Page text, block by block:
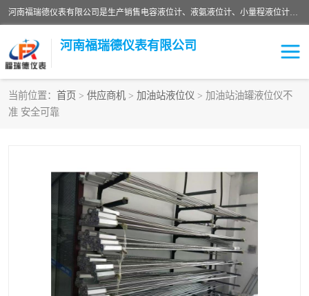
河南福瑞德仪表有限公司是生产销售电容液位计、液氨液位计、小量程液位计定制、智能锅炉水位计、液氮液位计等；并在产品开发、研制的过程中，吸取国内外仪器仪表的技术精华，建立了一支高、精、尖的科研开发队伍，使产品性能不断升级。
河南福瑞德仪表有限公司
当前位置： 首页 > 供应商机 > 加油站液位仪 > 加油站油罐液位仪不
准 安全可靠
液位计
智能仪表 液氮液位计
差压变送器 液位计传感器定制
液氨液位计 物位计
油量传感器 测漏仪